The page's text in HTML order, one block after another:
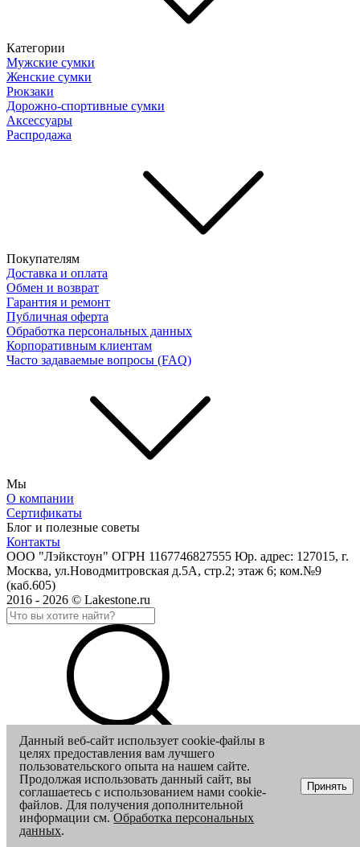
Категории
Мужские сумки
Женские сумки
Рюкзаки
Дорожно-спортивные сумки
Аксессуары
Распродажа
Покупателям
Доставка и оплата
Обмен и возврат
Гарантия и ремонт
Публичная оферта
Обработка персональных данных
Корпоративным клиентам
Часто задаваемые вопросы (FAQ)
Мы
О компании
Сертификаты
Блог и полезные советы
Контакты
ООО "Лэйкстоун" ОГРН 1167746827555 Юр. адрес: 127015, г.
Москва, ул.Новодмитровская д.5А, стр.2; этаж 6; ком.№9
(каб.605)
2016 - 2026 © Lakestone.ru
Данный веб-сайт использует cookie-файлы в
целях предоставления вам лучшего
пользовательского опыта на нашем сайте.
Продолжая использовать данный сайт, вы
соглашаетесь с использованием нами cookie-
файлов. Для получения дополнительной
информации см.Обработка персональных
данных.
Принять